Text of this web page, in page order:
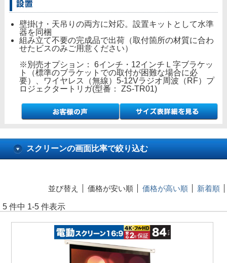
壁掛け・天吊りの両方に対応。設置キットとして水準
器を同梱
組み立て不要の完成品で出荷（取付箇所の材質に合わ
せたビスのみご用意ください）
※別売オプション： 6インチ・12インチＬ字ブラケッ
ト（標準のブラケットでの取付が困難な場合に必
要）、ワイヤレス（無線）5-12Vラジオ周波（RF）プ
ロジェクタートリガ(型番： ZS-TR01)
スクリーンの画面比率で絞り込む
並び替え 価格が安い順 価格が高い順 新着順
5 件中 1-5 件表示